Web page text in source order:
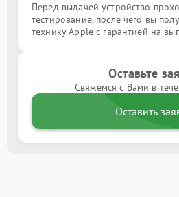
Перед выдачей устройство
тестирование, после чего вы
технику Apple с гарантией на
Оставьте
Свяжемся с Вами в
Оставить